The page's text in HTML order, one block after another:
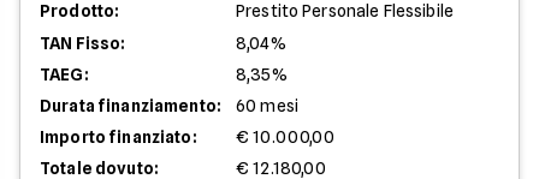
Prodotto:
Prestito Personale Flessibile
TAN Fisso:
8,04%
TAEG:
8,35%
Durata finanziamento:
60 mesi
Importo finanziato:
€ 10.000,00
Totale dovuto:
€ 12.180,00